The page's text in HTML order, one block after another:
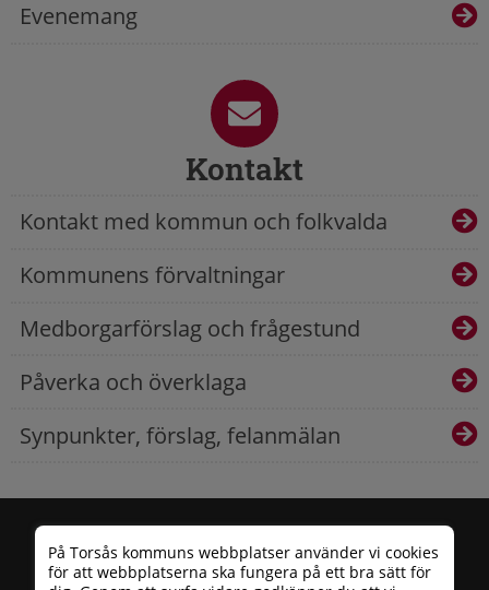
På Torsås kommuns webbplatser använder vi cookies
för att webbplatserna ska fungera på ett bra sätt för
Evenemang
Kontakt
Kontakt med kommun och folkvalda
Kommunens förvaltningar
Medborgarförslag och frågestund
Påverka och överklaga
Synpunkter, förslag, felanmälan